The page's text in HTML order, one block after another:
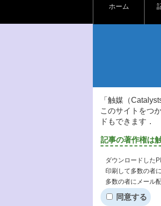
ホーム
「触媒（
このサイトをつ
ドもできます．
記事の著作権は
ダウンロードした
印刷して多数の者
多数の者にメール
同意する